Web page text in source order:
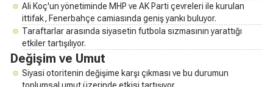
Ali Koç'un yönetiminde MHP ve AK Parti çevreleri ile kurulan
ittifak, Fenerbahçe camiasında geniş yankı buluyor.
Taraftarlar arasında siyasetin futbola sızmasının yarattığı
etkiler tartışılıyor.
Değişim ve Umut
Siyasi otoritenin değişime karşı çıkması ve bu durumun
toplumsal umut üzerinde etkisi tartışıyor.